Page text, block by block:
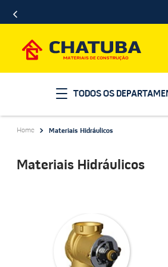
TODOS OS
Materiais Hidráulicos
Materiais Hidráulicos